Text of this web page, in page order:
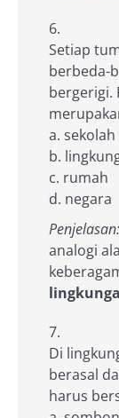
Setiap
berbeda-
bergerigi.
a. sekolah
b.
c. rumah
d. negara
Penjelasan:
analogi
Di
berasal
harus